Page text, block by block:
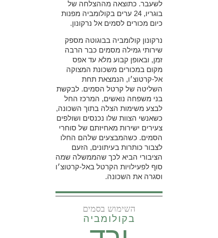
לשעבר. כתוצאה מההצלחה של
בוגריו, 24 ערים בקולומביה מפנות
כיום מכורים לסמים אל נרקונון.
נרקונון קולומביה בבוגוטה מספק
שירותי גמילה מסמים כבר הרבה
זמן, ובאופן קבוע מלא עד אפס
מקום במכורים משכונת המצוקה
אל-קרטוצ׳ו, הנמצאת תחת
השליטה של קרטל הסמים. לבקשת
בני משפחה נואשים, המרכז החל
לבצע משימות הצלה בתוך השכונה,
כשאנשי הצוות שלו נכנסים ושולפים
צעירים ישירות מאחיזתם של סוחרי
הסמים. כשהמבצעים שלהם החלו
לצבור כותרות בעיתונים, הזעם
הציבורי הביא לכך שהממשלה שמה
סוף לפעילויות הקרטל באל-קרטוצ׳ו
וסגרה את השכונה.
השימוש בסמים
בקולומביה